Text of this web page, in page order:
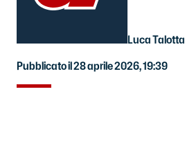
Luca Talotta
Pubblicato il 28 aprile 2026, 19:39